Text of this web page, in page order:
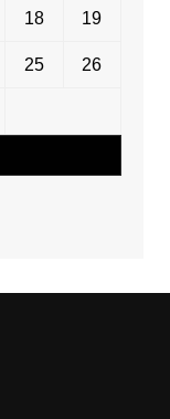
18 19
25 26